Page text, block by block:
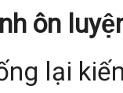
ôn
lại